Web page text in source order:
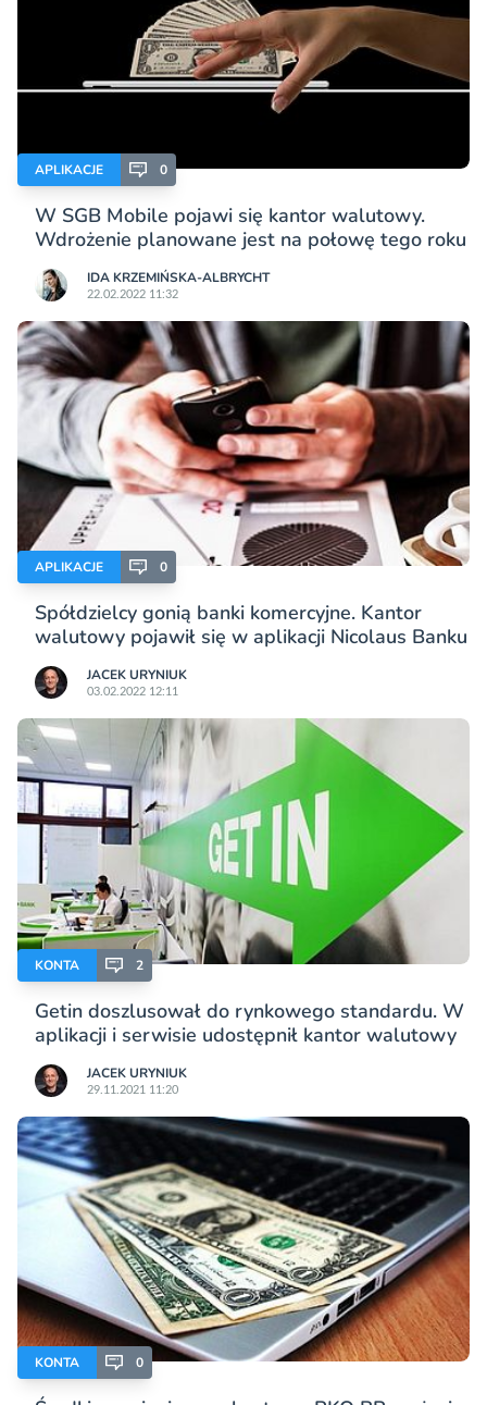
APLIKACJE 0
W SGB Mobile pojawi się kantor walutowy.
Wdrożenie planowane jest na połowę tego roku
IDA KRZEMIŃSKA-ALBRYCHT
22.02.2022 11:32
APLIKACJE 0
Spółdzielcy gonią banki komercyjne. Kantor
walutowy pojawił się w aplikacji Nicolaus Banku
JACEK URYNIUK
03.02.2022 12:11
KONTA 2
Getin doszlusował do rynkowego standardu. W
aplikacji i serwisie udostępnił kantor walutowy
JACEK URYNIUK
29.11.2021 11:20
KONTA 0